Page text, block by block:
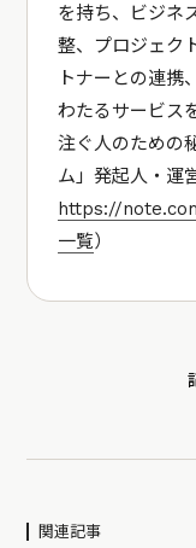
を持ち、ビジネ
整、プロジェク
トナーとの連携
わたるサービス
注ぐ人のための
ム」発起人・運
https://
一覧）
関連記事